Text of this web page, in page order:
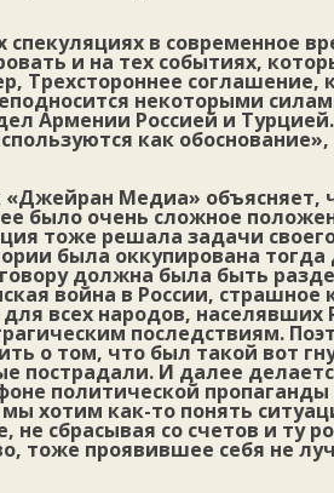
спекуляциях в современное
и на тех событиях,
Трехстороннее соглашение,
некоторыми
Армении Россией и
как
«Джейран Медиа» объясняет,
было очень сложное
тоже решала задачи
была оккупирована
должна была быть
война в России, страшное
всех народов,
последствиям.
о том, что был такой вот
пострадали. И далее
политической пропаганды
хотим как-то понять
не сбрасывая со счетов и ту
тоже проявившее себя не